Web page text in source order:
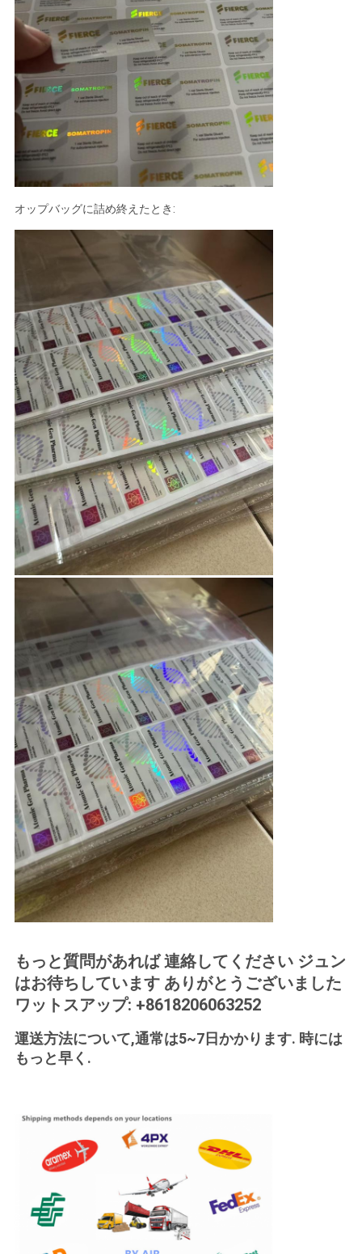
オップバッグに詰め終えたとき:
もっと質問があれば 連絡してください ジュン
はお待ちしています ありがとうございました
ワットスアップ: +8618206063252
運送方法について,通常は5~7日かかります. 時には
もっと早く.